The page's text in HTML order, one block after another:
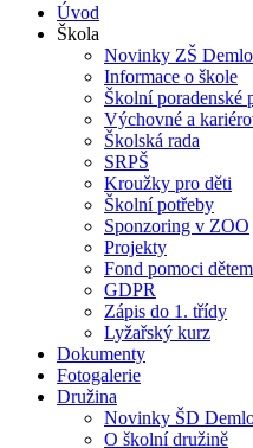
Úvod
Škola
Novinky ZŠ
Informace o škole
Školní poradenské
Výchovné a
Školská rada
SRPŠ
Kroužky pro děti
Školní potřeby
Sponzoring v ZOO
Projekty
Fond pomoci dětem
GDPR
Zápis do 1. třídy
Lyžařský kurz
Dokumenty
Fotogalerie
Družina
Novinky ŠD
O školní družině